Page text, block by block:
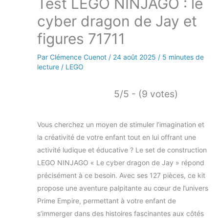
cyber dragon de Jay et
figures 71711
Par Clémence Cuenot / 24 août 2025 / 5 minutes de
lecture / LEGO
5/5 - (9 votes)
Vous cherchez un moyen de stimuler l’imagination et
la créativité de votre enfant tout en lui offrant une
activité ludique et éducative ? Le set de construction
LEGO NINJAGO « Le cyber dragon de Jay » répond
précisément à ce besoin. Avec ses 127 pièces, ce kit
propose une aventure palpitante au cœur de l’univers
Prime Empire, permettant à votre enfant de
s’immerger dans des histoires fascinantes aux côtés